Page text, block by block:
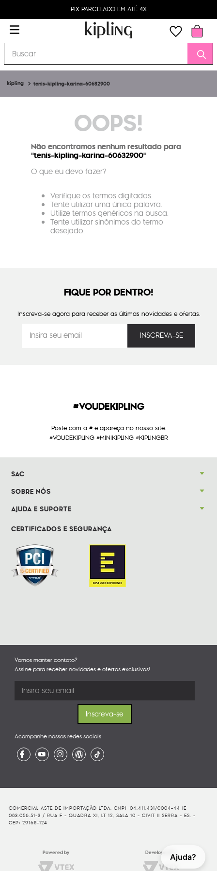
Ajuda?
PIX PARCELADO EM ATÉ 4X
Buscar
tenis-kipling-karina-60632900
OOPS!
Não encontramos nenhum resultado para
"tenis-kipling-karina-60632900"
O que eu devo fazer?
Verifique os termos digitados.
Tente utilizar uma única palavra.
Utilize termos genéricos na busca.
Tente utilizar sinônimos do termo
desejado.
FIQUE POR DENTRO!
Inscreva-se agora para receber as últimas novidades e ofertas.
#VOUDEKIPLING
Poste com a # e apareça no nosso site.
#VOUDEKIPLING #MINIKIPLING #KIPLINGBR
SAC
SOBRE NÓS
AJUDA E SUPORTE
CERTIFICADOS E SEGURANÇA
Vamos manter contato?
Assine para receber novidades e ofertas exclusivas!
Acompanhe nossas redes sociais
COMERCIAL ASTE DE IMPORTAÇÃO LTDA. CNPJ: 04.411.431/0004-44 IE:
083.056.51-3 / RUA F - QUADRA XI, LT 12, SALA 10 - CIVIT II SERRA - ES. -
CEP: 29168-124
Powered by Developed By